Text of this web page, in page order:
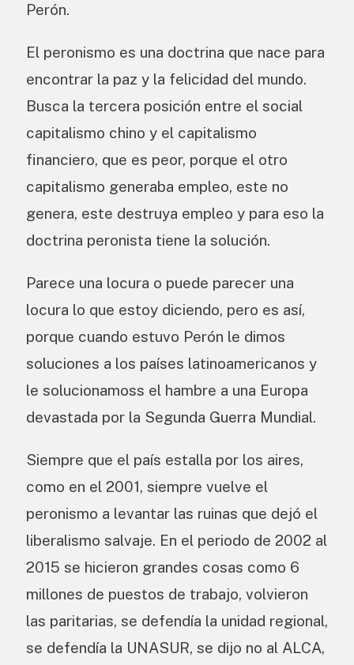
Perón.
El peronismo es una doctrina que nace para
encontrar la paz y la felicidad del mundo.
Busca la tercera posición entre el social
capitalismo chino y el capitalismo
financiero, que es peor, porque el otro
capitalismo generaba empleo, este no
genera, este destruya empleo y para eso la
doctrina peronista tiene la solución.
Parece una locura o puede parecer una
locura lo que estoy diciendo, pero es así,
porque cuando estuvo Perón le dimos
soluciones a los países latinoamericanos y
le solucionamoss el hambre a una Europa
devastada por la Segunda Guerra Mundial.
Siempre que el país estalla por los aires,
como en el 2001, siempre vuelve el
peronismo a levantar las ruinas que dejó el
liberalismo salvaje. En el periodo de 2002 al
2015 se hicieron grandes cosas como 6
millones de puestos de trabajo, volvieron
las paritarias, se defendía la unidad regional,
se defendía la UNASUR, se dijo no al ALCA,